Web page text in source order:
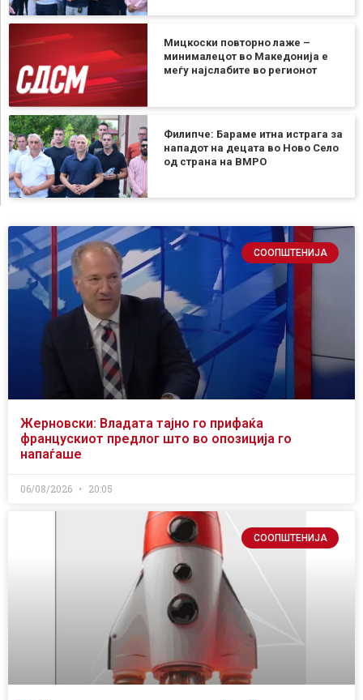
Мицкоски повторно лаже –
минималецот во Македонија е
меѓу најслабите во регионот
Филипче: Бараме итна истрага за
нападот на децата во Ново Село
од страна на ВМРО
СООПШТЕНИЈА
Жерновски: Владата тајно го прифаќа
францускиот предлог што во опозиција го
напаѓаше
06/08/2026 20:05
СООПШТЕНИЈА